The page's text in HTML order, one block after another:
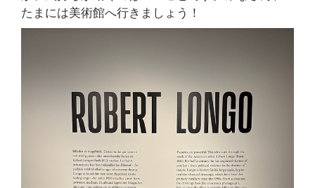
たまには美術館へ行きましょう！